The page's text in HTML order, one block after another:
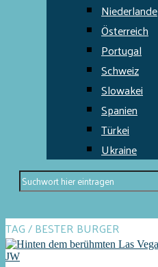
Niederlande
Österreich
Portugal
Schweiz
Slowakei
Spanien
Türkei
Ukraine
TAG / BESTER BURGER